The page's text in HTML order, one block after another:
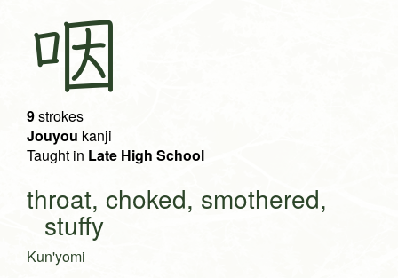
咽
9strokes
Jouyou kanji
Taught in Late High School
throat, choked, smothered,
stuffy
Kun'yomi